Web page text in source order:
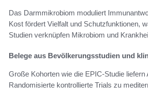
Das Darmmikrobiom moduliert
Kost fördert Vielfalt und Schutzfunktionen,
Studien verknüpfen Mikrobiom und
Belege aus Bevölkerungsstudien und
Große Kohorten wie die EPIC-Studie
Randomisierte kontrollierte Trials zu